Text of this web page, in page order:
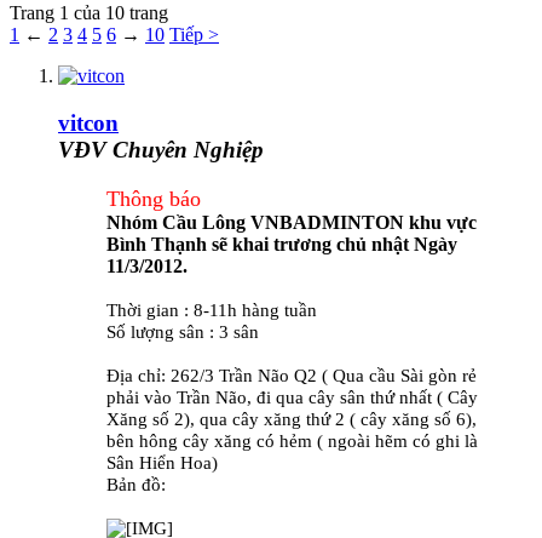
Trang 1 của 10 trang
1 ← 2 3 4 5 6 → 10 Tiếp >
vitcon
VĐV Chuyên Nghiệp
Thông báo
Nhóm Cầu Lông VNBADMINTON khu vực
Bình Thạnh sẽ khai trương chủ nhật Ngày
11/3/2012.
Thời gian : 8-11h hàng tuần
Số lượng sân : 3 sân
Địa chỉ: 262/3 Trần Não Q2 ( Qua cầu Sài gòn rẻ
phải vào Trần Não, đi qua cây sân thứ nhất ( Cây
Xăng số 2), qua cây xăng thứ 2 ( cây xăng số 6),
bên hông cây xăng có hẻm ( ngoài hẽm có ghi là
Sân Hiển Hoa)
Bản đồ: